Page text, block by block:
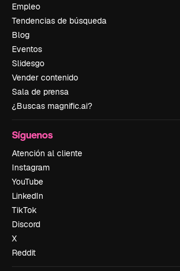
Empleo
Tendencias de búsqueda
Blog
Eventos
Slidesgo
Vender contenido
Sala de prensa
¿Buscas magnific.ai?
Síguenos
Atención al cliente
Instagram
YouTube
LinkedIn
TikTok
Discord
X
Reddit